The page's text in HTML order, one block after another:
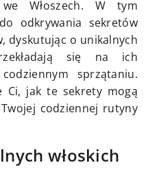
Włoszech. W tym
odkrywania sekretów
dyskutując o unikalnych
się na ich
sprzątaniu.
Ci, jak te sekrety mogą
codziennej rutyny
włoskich